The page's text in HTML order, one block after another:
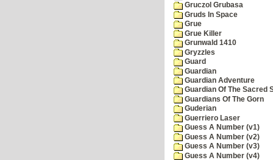
Gruczol Grubasa
Gruds In Space
Grue
Grue Killer
Grunwald 1410
Gryzzles
Guard
Guardian
Guardian Adventure
Guardian Of The Sacred
Guardians Of The Gorn
Guderian
Guerriero Laser
Guess A Number (v1)
Guess A Number (v2)
Guess A Number (v3)
Guess A Number (v4)